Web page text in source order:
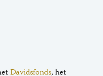
Davidsfonds, het